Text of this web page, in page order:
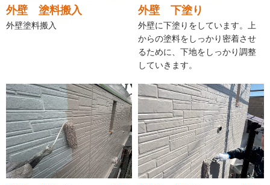
外壁 塗料搬入
外壁塗料搬入
外壁 下塗り
外壁に下塗りをしています。上
からの塗料をしっかり密着させ
るために、下地をしっかり調整
していきます。